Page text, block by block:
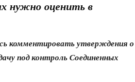
нужно оценить в
комментировать утверждения о
под контроль Соединенных